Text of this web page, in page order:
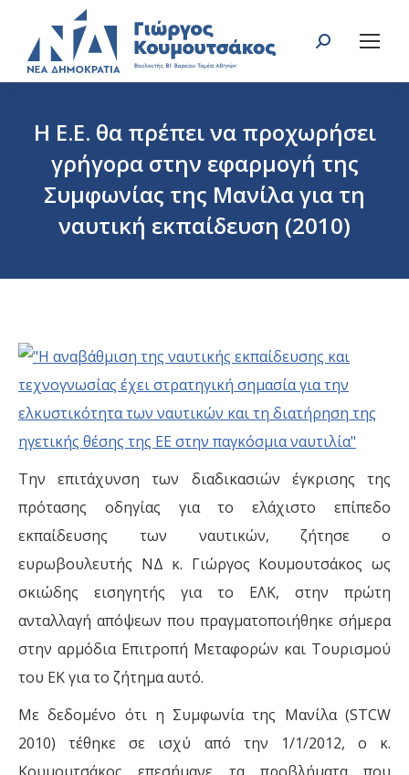
Search:
Η Ε.Ε. θα πρέπει να προχωρήσει
γρήγορα στην εφαρμογή της
Συμφωνίας της Μανίλα για τη
ναυτική εκπαίδευση (2010)
Την επιτάχυνση των διαδικασιών έγκρισης της
πρότασης οδηγίας για το ελάχιστο επίπεδο
εκπαίδευσης των ναυτικών, ζήτησε ο
ευρωβουλευτής ΝΔ κ. Γιώργος Κουμουτσάκος ως
σκιώδης εισηγητής για το ΕΛΚ, στην πρώτη
ανταλλαγή απόψεων που πραγματοποιήθηκε σήμερα
στην αρμόδια Επιτροπή Μεταφορών και Τουρισμού
του ΕΚ για το ζήτημα αυτό.
Με δεδομένο ότι η Συμφωνία της Μανίλα (STCW
2010) τέθηκε σε ισχύ από την 1/1/2012, ο κ.